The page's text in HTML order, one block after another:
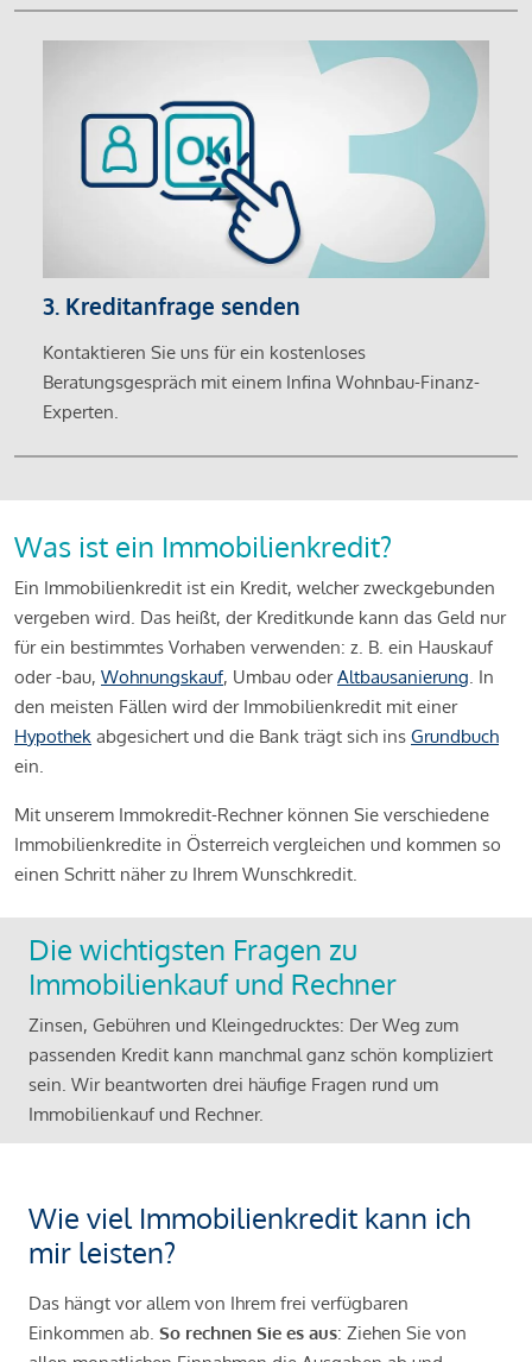
3. Kreditanfrage senden
Kontaktieren Sie uns für ein kostenloses
Beratungsgespräch mit einem Infina Wohnbau-Finanz-
Experten.
Was ist ein Immobilienkredit?
Ein Immobilienkredit ist ein Kredit, welcher zweckgebunden
vergeben wird. Das heißt, der Kreditkunde kann das Geld nur
für ein bestimmtes Vorhaben verwenden: z. B. ein Hauskauf
oder -bau, Wohnungskauf, Umbau oderAltbausanierung. In
den meisten Fällen wird der Immobilienkredit mit einer
Hypothek abgesichert und die Bank trägt sich ins Grundbuch
ein.
Mit unserem Immokredit-Rechner können Sie verschiedene
Immobilienkredite in Österreich vergleichen und kommen so
einen Schritt näher zu Ihrem Wunschkredit.
Die wichtigsten Fragen zu
Immobilienkauf und Rechner
Zinsen, Gebühren und Kleingedrucktes: Der Weg zum
passenden Kredit kann manchmal ganz schön kompliziert
sein. Wir beantworten drei häufige Fragen rund um
Immobilienkauf und Rechner.
Wie viel Immobilienkredit kann ich
mir leisten?
Das hängt vor allem von Ihrem frei verfügbaren
Einkommen ab. So rechnen Sie es aus: Ziehen Sie von